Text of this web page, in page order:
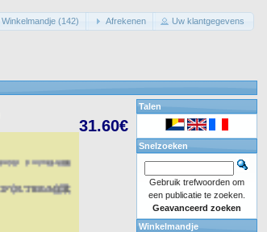
Winkelmandje (142) Afrekenen Uw klantgegevens
31.60€
Talen
Snelzoeken
Gebruik trefwoorden om
een publicatie te zoeken.
Geavanceerd zoeken
Winkelmandje